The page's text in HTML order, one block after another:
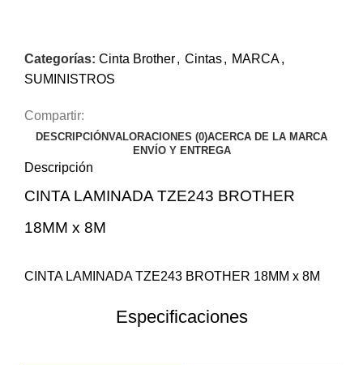
Categorías: Cinta Brother, Cintas, MARCA,
SUMINISTROS
Compartir:
DESCRIPCIÓNVALORACIONES (0)ACERCA DE LA MARCA
ENVÍO Y ENTREGA
Descripción
CINTA LAMINADA TZE243 BROTHER
18MM x 8M
CINTA LAMINADA TZE243 BROTHER 18MM x 8M
Especificaciones